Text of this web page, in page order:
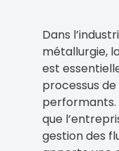
Dans
métallurgie,
est
processus
performants.
que
gestion des